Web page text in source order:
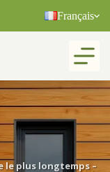
Français
le plus longtemps –